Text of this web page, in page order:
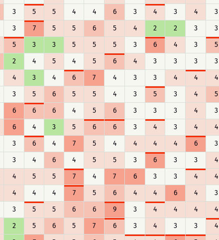
3 5 5 4 4 6 3 4 3 4 3
3 7 5 5 6 5 4 2 2 3 3
5 3 3 5 5 5 3 6 4 3 5
2 4 5 4 5 6 4 3 3 3 3
4 3 4 6 7 4 3 3 4 4 4
3 5 6 5 5 4 3 5 3 4 5
6 6 6 4 5 6 3 3 3 4 3
6 4 3 5 6 6 3 4 3 4 4
3 6 4 7 5 4 4 4 4 6 3
3 4 6 4 5 5 3 6 3 3 4
4 5 5 7 4 7 6 3 3 4 4
4 4 4 7 5 6 4 4 6 4 3
3 5 5 6 6 9 3 4 4 4 4
2 5 6 5 7 6 3 4 3 3 4